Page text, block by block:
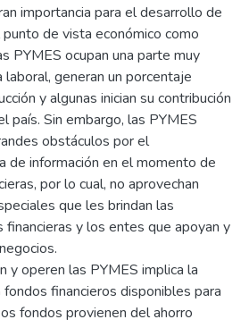
importancia para el desarrollo de
de vista económico como
PYMES ocupan una parte muy
generan un porcentaje
y algunas inician su contribución
país. Sin embargo, las PYMES
obstáculos por el
de información en el momento de
por lo cual, no aprovechan
que les brindan las
y los entes que apoyan y
y operen las PYMES implica la
financieros disponibles para
fondos provienen del ahorro